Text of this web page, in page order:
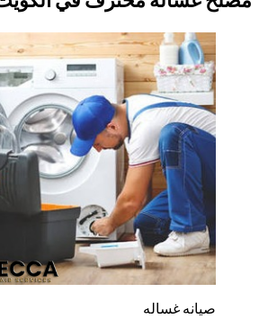
صيانه غساله